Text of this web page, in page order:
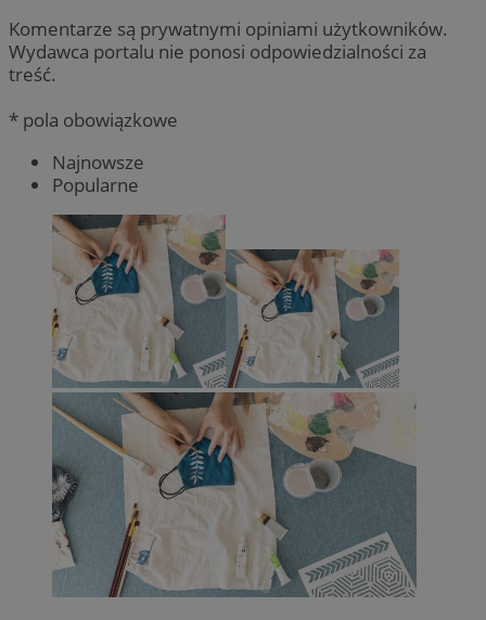
Komentarze są prywatnymi opiniami użytkowników.
Wydawca portalu nie ponosi odpowiedzialności za
treść.
* pola obowiązkowe
Najnowsze
Popularne